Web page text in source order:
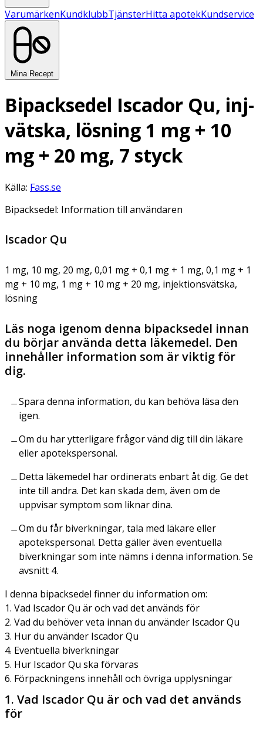
VarumärkenKundklubbTjänsterHitta apotekKundservice
Mina Recept
Bipacksedel Iscador Qu, inj-
vätska, lösning 1 mg + 10
mg + 20 mg, 7 styck
Källa: Fass.se
Bipacksedel: Information till användaren
Iscador Qu
1 mg, 10 mg, 20 mg, 0,01 mg + 0,1 mg + 1 mg, 0,1 mg + 1
mg + 10 mg, 1 mg + 10 mg + 20 mg, injektionsvätska,
lösning
Läs noga igenom denna bipacksedel innan
du börjar använda detta läkemedel. Den
innehåller information som är viktig för
dig.
Spara denna information, du kan behöva läsa den
igen.
Om du har ytterligare frågor vänd dig till din läkare
eller apotekspersonal.
Detta läkemedel har ordinerats enbart åt dig. Ge det
inte till andra. Det kan skada dem, även om de
uppvisar symptom som liknar dina.
Om du får biverkningar, tala med läkare eller
apotekspersonal. Detta gäller även eventuella
biverkningar som inte nämns i denna information. Se
avsnitt 4.
I denna bipacksedel finner du information om:
1. Vad Iscador Qu är och vad det används för
2. Vad du behöver veta innan du använder Iscador Qu
3. Hur du använder Iscador Qu
4. Eventuella biverkningar
5. Hur Iscador Qu ska förvaras
6. Förpackningens innehåll och övriga upplysningar
1. Vad Iscador Qu är och vad det används
för